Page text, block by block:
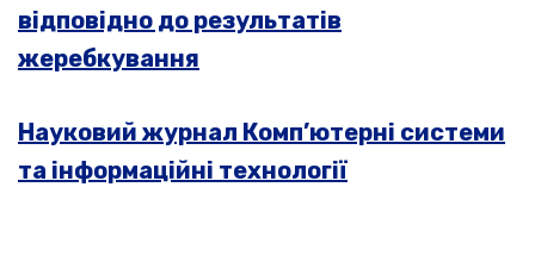
відповідно до результатів
жеребкування
Науковий журнал Комп’ютерні системи
та інформаційні технології